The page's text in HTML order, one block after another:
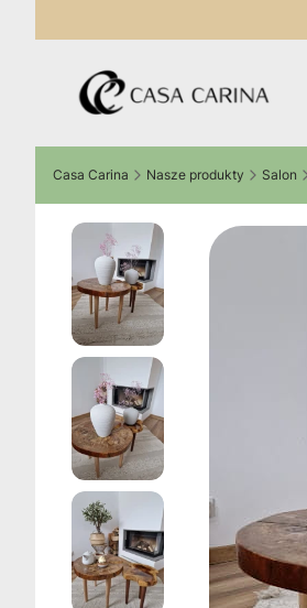
Casa Carina Nasze produkty Salon